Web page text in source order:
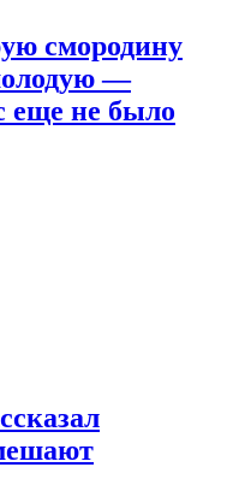
смородину
—
еще не было